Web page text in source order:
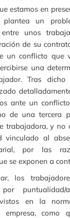
estamos en
un
entre unos
de su
un conflicto que
una
Tras
ante un
de una tercera
trabajadora, y no
vinculado al
por las
se exponen a
los
por
en la
como